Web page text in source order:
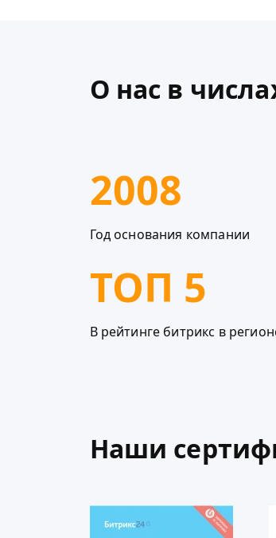
О нас в
2008
Год основания компании
ТОП 5
В рейтинге битрикс в
Наши